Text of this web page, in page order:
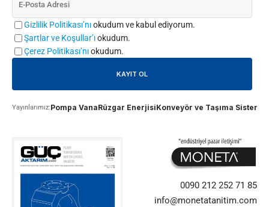
Gizlilik Politikası’nıokudum ve kabul ediyorum.
Şartlar ve Koşullar’ıokudum.
Çerez Politikası’nıokudum.
Yayınlarımız:Pompa VanaRüzgar EnerjisiKonveyör ve Taşıma
0090 212 252 71 85
info@monetatanitim.com